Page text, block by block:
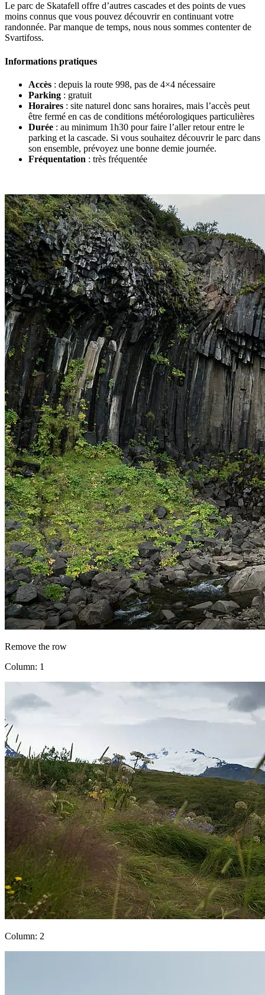
Le parc de Skatafell offre d’autres cascades et des points de vues
moins connus que vous pouvez découvrir en continuant votre
randonnée. Par manque de temps, nous nous sommes contenter de
Svartifoss.
Informations pratiques
Accès : depuis la route 998, pas de 4×4 nécessaire
Parking : gratuit
Horaires : site naturel donc sans horaires, mais l’accès peut
être fermé en cas de conditions météorologiques particulières
Durée : au minimum 1h30 pour faire l’aller retour entre le
parking et la cascade. Si vous souhaitez découvrir le parc dans
son ensemble, prévoyez une bonne demie journée.
Fréquentation : très fréquentée
Remove the row
Column: 1
Column: 2